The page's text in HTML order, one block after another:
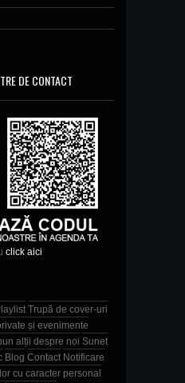
DE CONTACT
click aici
Trupă de cover-uri
și evenimente
alții despre noi Sunet
Blog Contact Notificare
cu caracter personal